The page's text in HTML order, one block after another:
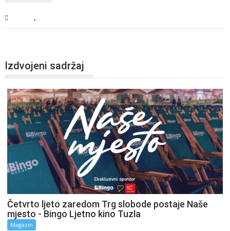
,
Izdvojeni sadržaj
Četvrto ljeto zaredom Trg slobode postaje Naše
mjesto - Bingo Ljetno kino Tuzla
Magazin